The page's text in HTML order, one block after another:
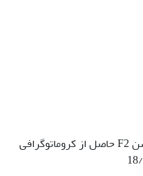
یافته‫های حاصل از ارزیابی اثر فراکشن F2 حاصل از کروماتوگرافی